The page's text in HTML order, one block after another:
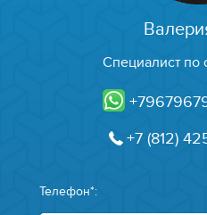
Специалист по
+7 (812)
Телефон*: